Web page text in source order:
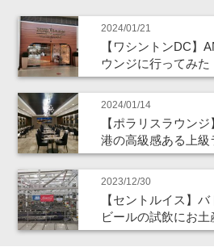
2024/01/21
【ワシントンDC】
ウンジに行ってみた
2024/01/14
【ポラリスラウン
港の高級感ある上級
2023/12/30
【セントルイス】
ビールの試飲にお土